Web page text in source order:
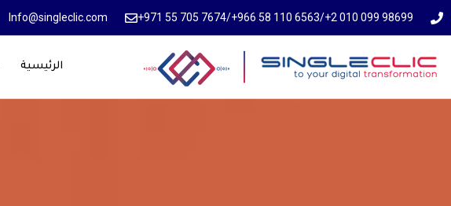
/
⁦+971 55 705 7674⁩
Info@singleclic.com
الرئيسية